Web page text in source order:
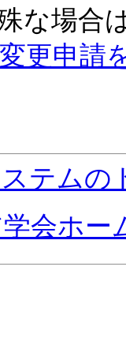
な場合
更申請
テム
会ホー